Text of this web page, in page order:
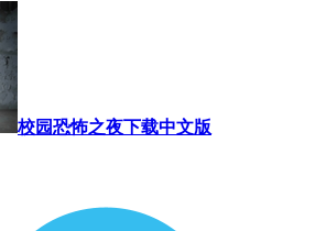
校园恐怖之夜下载中文版